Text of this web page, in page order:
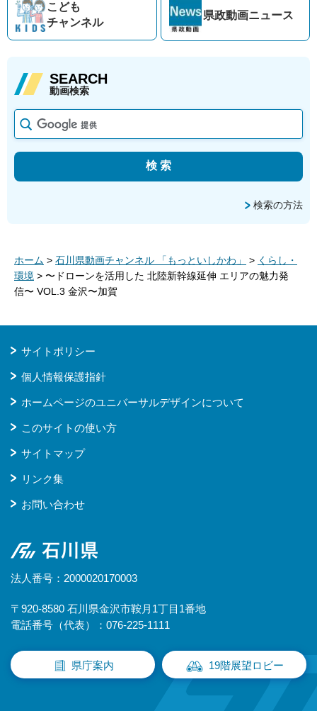
こども
チャンネル
県政動画ニュース
SEARCH
動画検索
検索の方法
ホーム > 石川県動画チャンネル 「もっといしかわ」 > くらし・
環境 > 〜ドローンを活用した 北陸新幹線延伸 エリアの魅力発
信〜 VOL.3 金沢〜加賀
サイトポリシー
個人情報保護指針
ホームページのユニバーサルデザインについて
このサイトの使い方
サイトマップ
リンク集
お問い合わせ
石川県
法人番号：2000020170003
〒920-8580 石川県金沢市鞍月1丁目1番地
電話番号（代表）：076-225-1111
県庁案内 19階展望ロビー